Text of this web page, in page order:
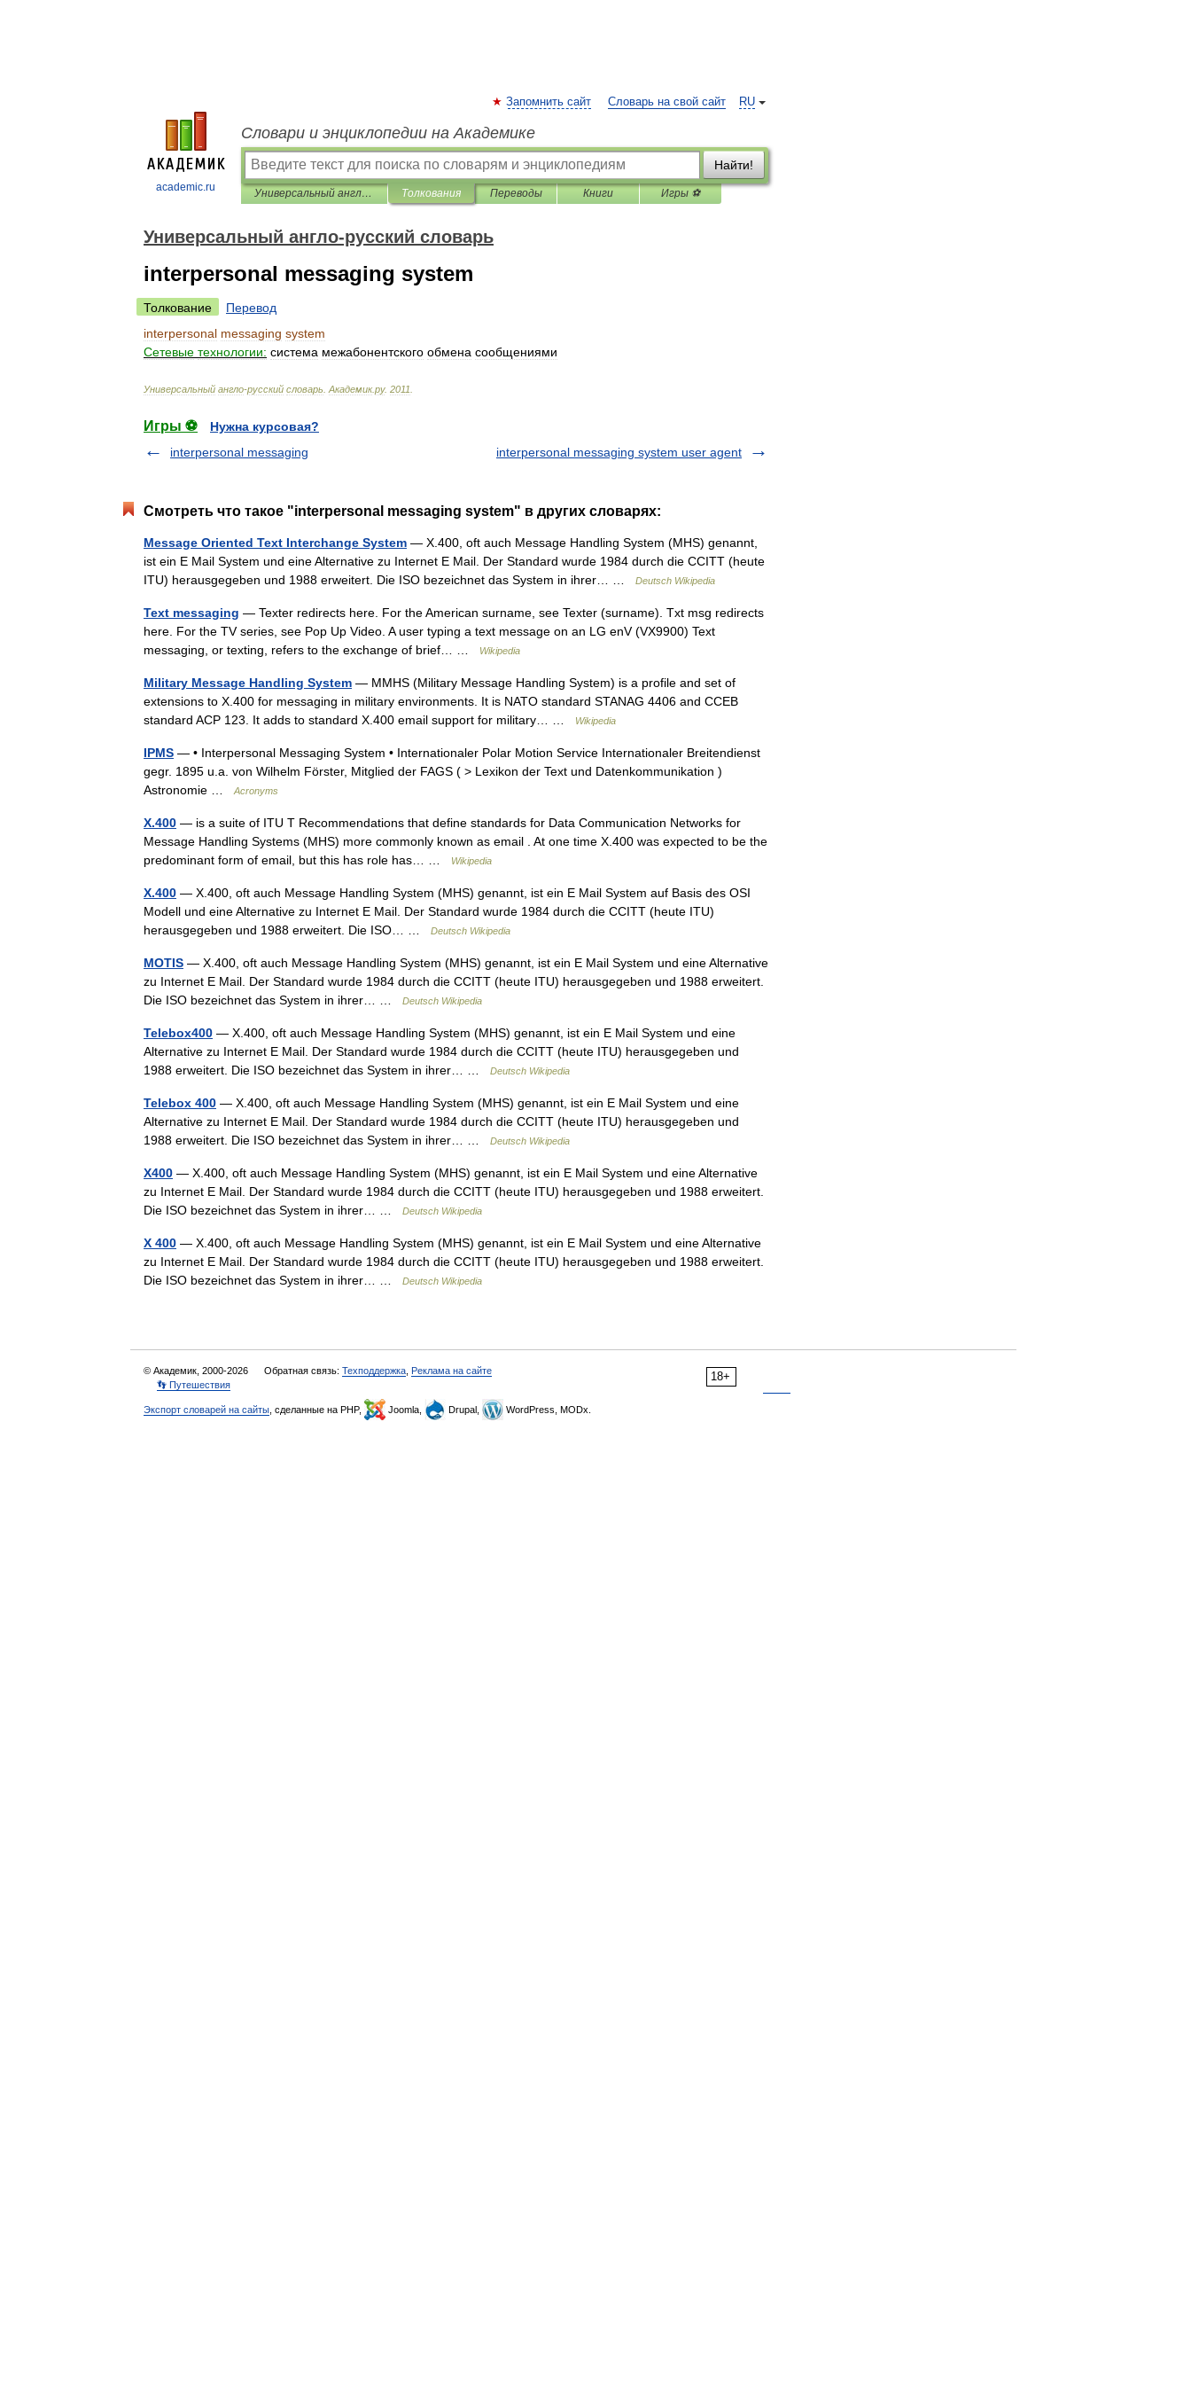
academic.ru
RU
Запомнить сайт Словарь на свой сайт
Словари и энциклопедии на Академике
Найти!
Универсальный англо-русский словарь Толкования Переводы Книги Игры ⚽
Универсальный англо-русский словарь
interpersonal messaging system
Толкование
Перевод
interpersonal messaging system
Сетевые технологии: система межабонентского обмена сообщениями
Универсальный англо-русский словарь Академик.ру. 2011
Игры ⚽
Нужна курсовая?
interpersonal messaging
interpersonal messaging system user agent
Смотреть что такое "interpersonal messaging system" в других словарях:
Message Oriented Text Interchange System — X.400, oft auch Message Handling System (MHS) genannt,
ist ein E Mail System und eine Alternative zu Internet E Mail. Der Standard wurde 1984 durch die CCITT (heute
ITU) herausgegeben und 1988 erweitert. Die ISO bezeichnet das System in ihrer… …
Deutsch Wikipedia
Text messaging — Texter redirects here. For the American surname, see Texter (surname). Txt msg redirects
here. For the TV series, see Pop Up Video. A user typing a text message on an LG enV (VX9900) Text
messaging, or texting, refers to the exchange of brief… …
Wikipedia
Military Message Handling System — MMHS (Military Message Handling System) is a profile and set of
extensions to X.400 for messaging in military environments. It is NATO standard STANAG 4406 and CCEB
standard ACP 123. It adds to standard X.400 email support for military… …
Wikipedia
IPMS — • Interpersonal Messaging System • Internationaler Polar Motion Service Internationaler Breitendienst
gegr. 1895 u.a. von Wilhelm Förster, Mitglied der FAGS ( > Lexikon der Text und Datenkommunikation )
Astronomie …
Acronyms
X.400 — is a suite of ITU T Recommendations that define standards for Data Communication Networks for
Message Handling Systems (MHS) more commonly known as email . At one time X.400 was expected to be the
predominant form of email, but this has role has… …
Wikipedia
X.400 — X.400, oft auch Message Handling System (MHS) genannt, ist ein E Mail System auf Basis des OSI
Modell und eine Alternative zu Internet E Mail. Der Standard wurde 1984 durch die CCITT (heute ITU)
herausgegeben und 1988 erweitert. Die ISO… …
Deutsch Wikipedia
MOTIS — X.400, oft auch Message Handling System (MHS) genannt, ist ein E Mail System und eine Alternative
zu Internet E Mail. Der Standard wurde 1984 durch die CCITT (heute ITU) herausgegeben und 1988 erweitert.
Die ISO bezeichnet das System in ihrer… …
Deutsch Wikipedia
Telebox400 — X.400, oft auch Message Handling System (MHS) genannt, ist ein E Mail System und eine
Alternative zu Internet E Mail. Der Standard wurde 1984 durch die CCITT (heute ITU) herausgegeben und
1988 erweitert. Die ISO bezeichnet das System in ihrer… …
Deutsch Wikipedia
Telebox 400 — X.400, oft auch Message Handling System (MHS) genannt, ist ein E Mail System und eine
Alternative zu Internet E Mail. Der Standard wurde 1984 durch die CCITT (heute ITU) herausgegeben und
1988 erweitert. Die ISO bezeichnet das System in ihrer… …
Deutsch Wikipedia
X400 — X.400, oft auch Message Handling System (MHS) genannt, ist ein E Mail System und eine Alternative
zu Internet E Mail. Der Standard wurde 1984 durch die CCITT (heute ITU) herausgegeben und 1988 erweitert.
Die ISO bezeichnet das System in ihrer… …
Deutsch Wikipedia
X 400 — X.400, oft auch Message Handling System (MHS) genannt, ist ein E Mail System und eine Alternative
zu Internet E Mail. Der Standard wurde 1984 durch die CCITT (heute ITU) herausgegeben und 1988 erweitert.
Die ISO bezeichnet das System in ihrer… …
Deutsch Wikipedia
18+
© Академик, 2000-2026 Обратная связь: Техподдержка Реклама на сайте
👣 Путешествия
Экспорт словарей на сайты , сделанные на PHP, Joomla, Drupal, WordPress, MODx.